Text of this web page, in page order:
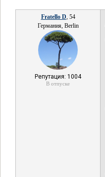
Fratello D, 54
Германия, Berlin
Репутация: 1004
В отпуске